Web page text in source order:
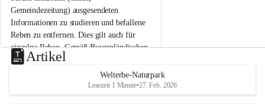
a
m
N
e
u
s
d
Gemeindezeitung) ausgesendeten
Informationen zu studieren und befallene
Reben zu entfernen. Dies gilt auch für
einzelne Reben. Gemäß Burgenländischen
Weinbaugesetz sind nicht gepflegte oder
unzulässige Weingärten zu roden! Bitte
helfen wir zusammen um unsere Winzer
vor den prognostizierten Ernteausfällen
u
e
d
Artikel
Welterbe-Naturpark
Lesezeit 1 Minute•27. Feb. 2026